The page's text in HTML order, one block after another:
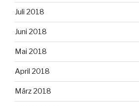
Juli 2018
Juni 2018
Mai 2018
April 2018
März 2018